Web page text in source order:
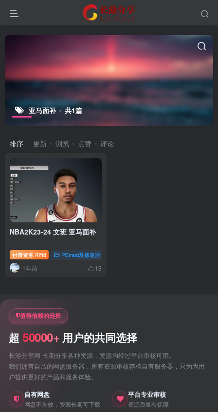
亚马面补 共1篇
排序 更新 浏览 点赞 评论
NBA2K23-24 文班 亚马面补
付费资源 R币8 PCmod及修改器
1年前 13
值得信赖的选择
超50000+ 用户的共同选择
长游分享网 长期分享各种资源，资源均经过平台审核可用。
我们拥有自己的网盘服务器，所有资源审核存档自有服务器，只为为用
户提供更好的产品和服务体验。
自有网盘
网盘不失效，资源长期可下载
平台专业审核
资源质量有保障